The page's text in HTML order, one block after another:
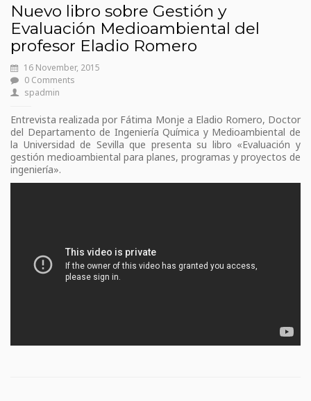
Nuevo libro sobre Gestión y
Evaluación Medioambiental del
profesor Eladio Romero
16 November, 2015
0 Comments
spadmin
Entrevista realizada por Fátima Monje a Eladio Romero, Doctor
del Departamento de Ingeniería Química y Medioambiental de
la Universidad de Sevilla que presenta su libro «Evaluación y
gestión medioambiental para planes, programas y proyectos de
ingeniería».